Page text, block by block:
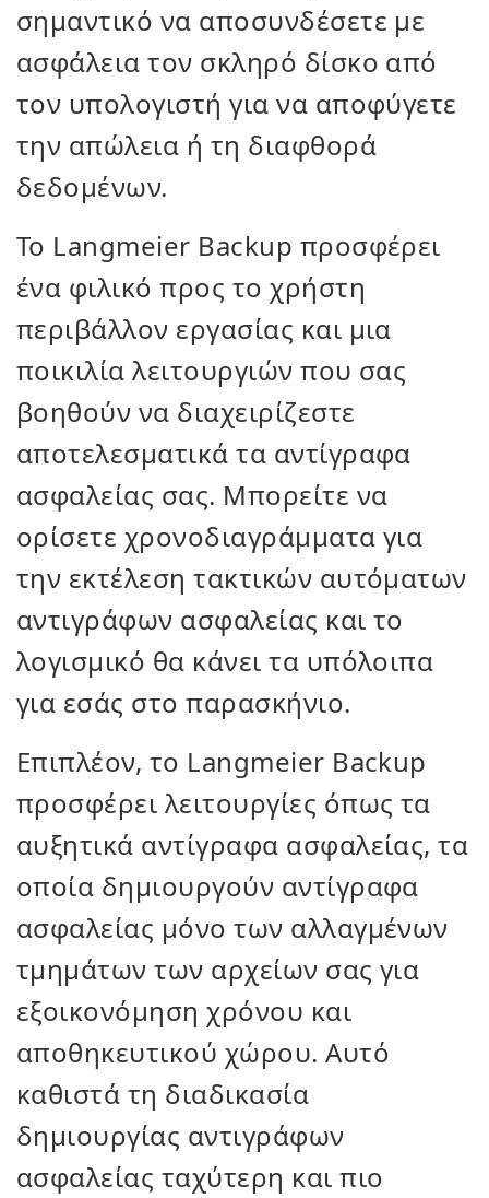
σημαντικό να αποσυνδέσετε με
ασφάλεια τον σκληρό δίσκο από
τον υπολογιστή για να αποφύγετε
την απώλεια ή τη διαφθορά
δεδομένων.
Το Langmeier Backup προσφέρει
ένα φιλικό προς το χρήστη
περιβάλλον εργασίας και μια
ποικιλία λειτουργιών που σας
βοηθούν να διαχειρίζεστε
αποτελεσματικά τα αντίγραφα
ασφαλείας σας. Μπορείτε να
ορίσετε χρονοδιαγράμματα για
την εκτέλεση τακτικών αυτόματων
αντιγράφων ασφαλείας και το
λογισμικό θα κάνει τα υπόλοιπα
για εσάς στο παρασκήνιο.
Επιπλέον, το Langmeier Backup
προσφέρει λειτουργίες όπως τα
αυξητικά αντίγραφα ασφαλείας, τα
οποία δημιουργούν αντίγραφα
ασφαλείας μόνο των αλλαγμένων
τμημάτων των αρχείων σας για
εξοικονόμηση χρόνου και
αποθηκευτικού χώρου. Αυτό
καθιστά τη διαδικασία
δημιουργίας αντιγράφων
ασφαλείας ταχύτερη και πιο